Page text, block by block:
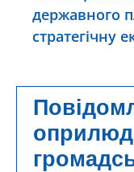
державного
стратегічну